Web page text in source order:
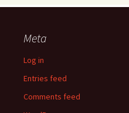
Meta
Log in
Entries feed
Comments feed